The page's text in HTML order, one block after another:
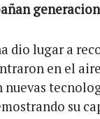
dio lugar a
en el
nuevas
su